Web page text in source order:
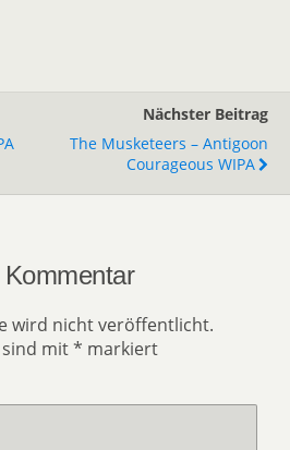
Nächster Beitrag
The Musketeers – Antigoon
Courageous WIPA
wird nicht veröffentlicht.
mit* markiert